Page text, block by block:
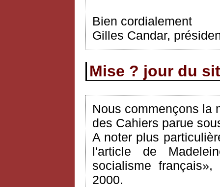
Bien cordialement
Gilles Candar,
Mise ? jour du
Nous commençons la
des Cahiers parue
A noter plus
l'article de
socialisme
2000.